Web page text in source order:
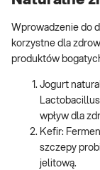
Wprowadzenie do
korzystne dla
produktów
Jogurt
wpływ dla
Kefir:
szczepy
jelitową.